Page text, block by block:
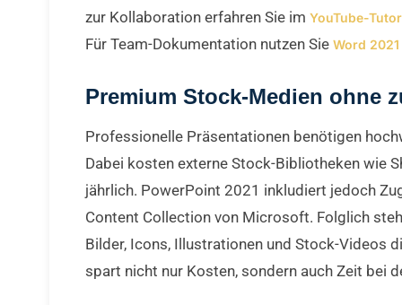
zur Kollaboration erfahren Sie im YouTube-
Für Team-Dokumentation nutzen Sie Word
Premium Stock-Medien ohne
Professionelle Präsentationen benötigen
Dabei kosten externe Stock-Bibliotheken wie
jährlich. PowerPoint 2021 inkludiert jedoch
Content Collection von Microsoft. Folglich
Bilder, Icons, Illustrationen und Stock-Videos
spart nicht nur Kosten, sondern auch Zeit bei